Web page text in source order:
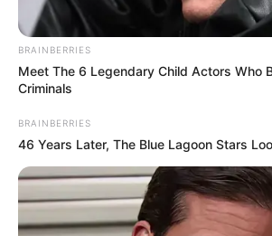
κράτος).. Αυτό που εκτίθεται εδώ είναι
FACEBOOK
YOUTUBE
BRAINBERRIES
Meet The 6 Legendary Child Actors Who
Criminals
BRAINBERRIES
46 Years Later, The Blue Lagoon Stars